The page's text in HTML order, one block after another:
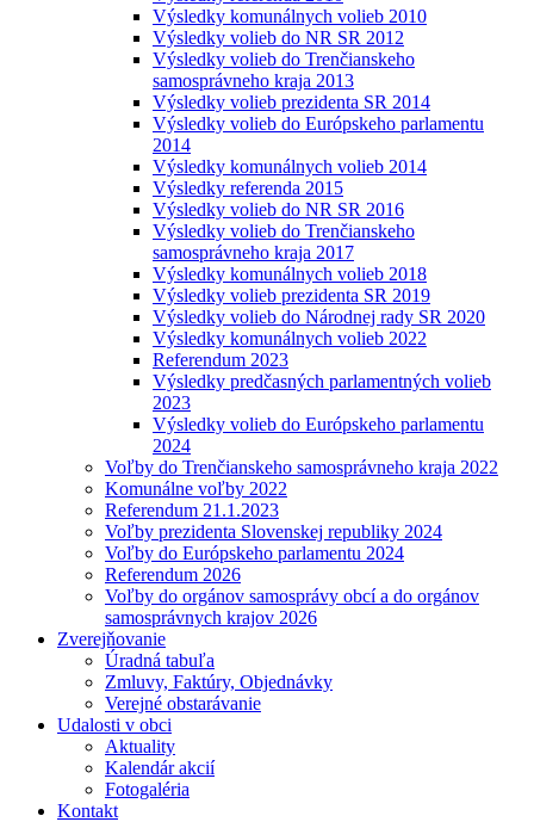
Výsledky komunálnych volieb 2010
Výsledky volieb do NR SR 2012
Výsledky volieb do Trenčianskeho
samosprávneho kraja 2013
Výsledky volieb prezidenta SR 2014
Výsledky volieb do Európskeho parlamentu
2014
Výsledky komunálnych volieb 2014
Výsledky referenda 2015
Výsledky volieb do NR SR 2016
Výsledky volieb do Trenčianskeho
samosprávneho kraja 2017
Výsledky komunálnych volieb 2018
Výsledky volieb prezidenta SR 2019
Výsledky volieb do Národnej rady SR 2020
Výsledky komunálnych volieb 2022
Referendum 2023
Výsledky predčasných parlamentných volieb
2023
Výsledky volieb do Európskeho parlamentu
2024
Voľby do Trenčianskeho samosprávneho kraja 2022
Komunálne voľby 2022
Referendum 21.1.2023
Voľby prezidenta Slovenskej republiky 2024
Voľby do Európskeho parlamentu 2024
Referendum 2026
Voľby do orgánov samosprávy obcí a do orgánov
samosprávnych krajov 2026
Zverejňovanie
Úradná tabuľa
Zmluvy, Faktúry, Objednávky
Verejné obstarávanie
Udalosti v obci
Aktuality
Kalendár akcií
Fotogaléria
Kontakt